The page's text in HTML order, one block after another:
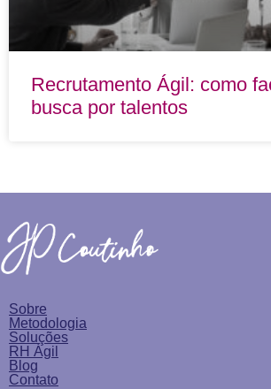
Recrutamento Ágil: como
busca por talentos
Sobre
Metodologia
Soluções
RH Ágil
Blog
Contato